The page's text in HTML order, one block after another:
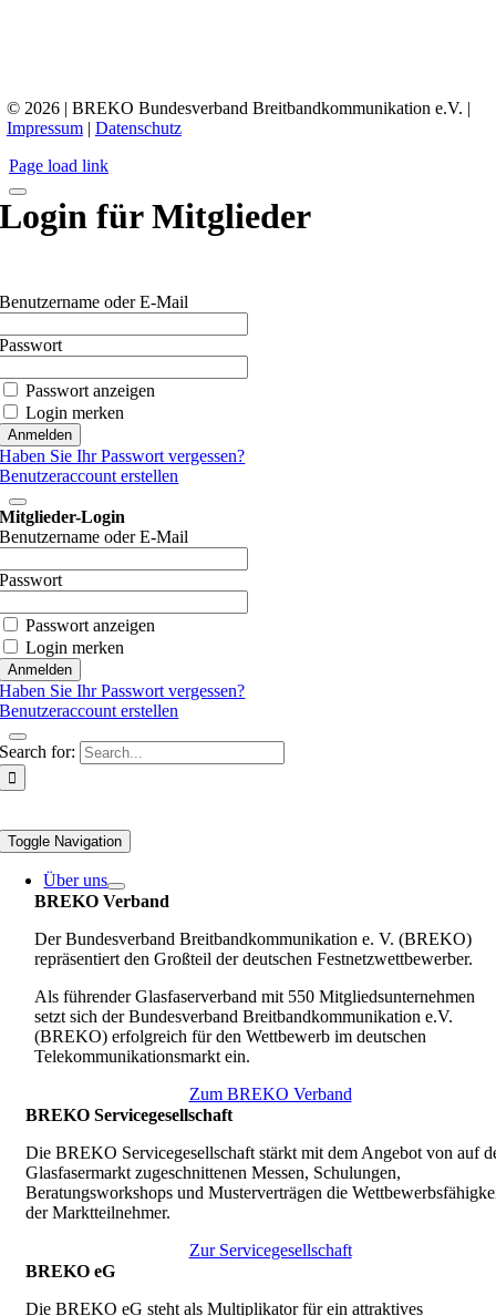
© 2026 | BREKO Bundesverband Breitbandkommunikation e.V. |
Impressum| Datenschutz
Page load link
Login für Mitglieder
Benutzername oder E-Mail
Passwort
Passwort anzeigen
Login merken
Haben Sie Ihr Passwort vergessen?
Benutzeraccount erstellen
Mitglieder-Login
Benutzername oder E-Mail
Passwort
Passwort anzeigen
Login merken
Haben Sie Ihr Passwort vergessen?
Benutzeraccount erstellen
Search for:
Toggle Navigation
Über uns
BREKO Verband
Der Bundesverband Breitbandkommunikation e. V. (BREKO)
repräsentiert den Großteil der deutschen Festnetzwettbewerber.
Als führender Glasfaserverband mit 550 Mitgliedsunternehmen
setzt sich der Bundesverband Breitbandkommunikation e.V.
(BREKO) erfolgreich für den Wettbewerb im deutschen
Telekommunikationsmarkt ein.
Zum BREKO Verband
BREKO Servicegesellschaft
Die BREKO Servicegesellschaft stärkt mit dem Angebot von auf
Glasfasermarkt zugeschnittenen Messen, Schulungen,
Beratungsworkshops und Musterverträgen die
der Marktteilnehmer.
Zur Servicegesellschaft
BREKO eG
Die BREKO eG steht als Multiplikator für ein attraktives